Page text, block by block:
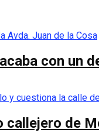
con un
callejero de